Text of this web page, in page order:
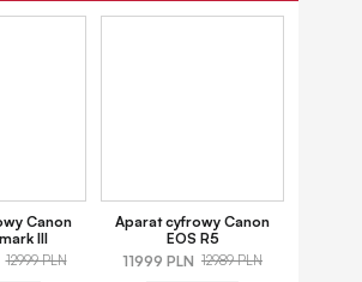
Canon
III
12999 PLN
Aparat cyfrowy Canon
EOS R5
11999 PLN 12989 PLN